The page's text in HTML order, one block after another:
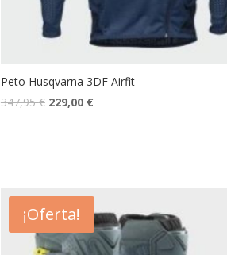
Peto Husqvarna 3DF Airfit
347,95€ 229,00 €
¡Oferta!